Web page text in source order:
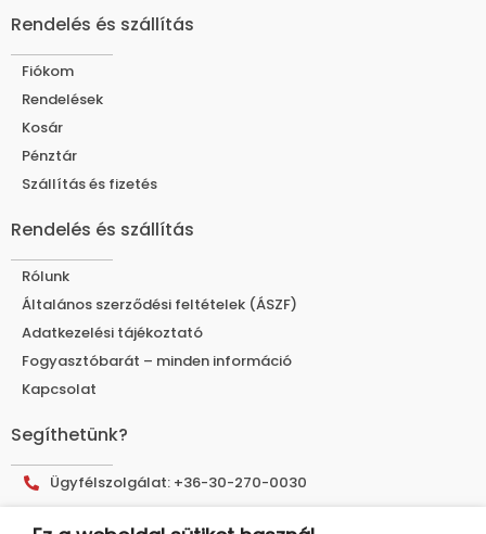
Rendelés és szállítás
Fiókom
Rendelések
Kosár
Pénztár
Szállítás és fizetés
Rendelés és szállítás
Rólunk
Általános szerződési feltételek (ÁSZF)
Adatkezelési tájékoztató
Fogyasztóbarát – minden információ
Kapcsolat
Segíthetünk?
Ügyfélszolgálat: +36-30-270-0030